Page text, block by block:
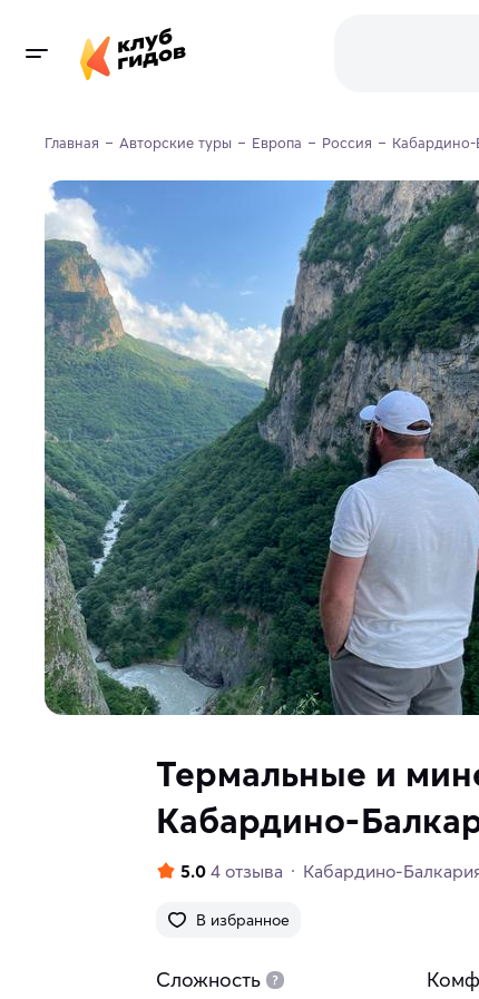
Главная Авторские туры Европа Россия Кабардино-
Термальные и
Кабардино-
В избранное
5.0 4 отзыва Кабардино-
Сложность